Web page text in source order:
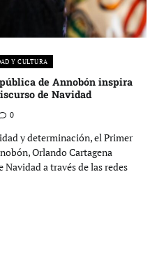
Y CULTURA
de Annobón inspira
de Navidad
0
y determinación, el Primer
Orlando Cartagena
a través de las redes